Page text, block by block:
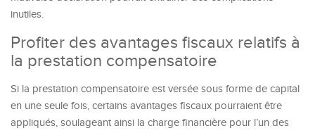
inutiles.
Profiter des avantages fiscaux relatifs à
la prestation compensatoire
Si la prestation compensatoire est versée sous forme de capital
en une seule fois, certains avantages fiscaux pourraient être
appliqués, soulageant ainsi la charge financière pour l’un des